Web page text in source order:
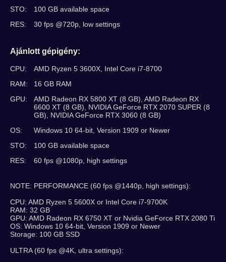
STO:
100 GB available space
RES:
30 fps @720p, low settings
Ajánlott gépigény:
CPU:
AMD Ryzen 5 3600X, Intel Core i7-8700
RAM:
16 GB RAM
GPU:
AMD Radeon RX 5800 XT (8 GB), AMD Radeon RX
6600 XT (8 GB), NVIDIA GeForce RTX 2070 SUPER (8
GB), NVIDIA GeForce RTX 3060 (8 GB)
OS:
Windows 10 64-bit, Version 1909 or Newer
STO:
100 GB available space
RES:
60 fps @1080p, high settings
NOTE: PERFORMANCE (60 fps @1440p, high settings):
CPU: AMD Ryzen 5 5600X or Intel Core i7-9700K
RAM: 32 GB
GPU: AMD Radeon RX 6750 XT or Nvidia GeForce RTX 2080 Ti
OS: Windows 10 64-bit, Version 1909 or Newer
Storage: 100 GB SSD
ULTRA (60 fps @4K, ultra settings):